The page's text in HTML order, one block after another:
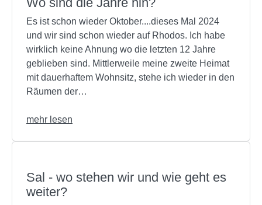
Es ist schon wieder Oktober....dieses Mal 2024
und wir sind schon wieder auf Rhodos. Ich habe
wirklich keine Ahnung wo die letzten 12 Jahre
geblieben sind. Mittlerweile meine zweite Heimat
mit dauerhaftem Wohnsitz, stehe ich wieder in den
Räumen der…
mehr lesen
Sal - wo stehen wir und wie geht es
weiter?